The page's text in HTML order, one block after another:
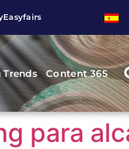
Trends Content 365
para